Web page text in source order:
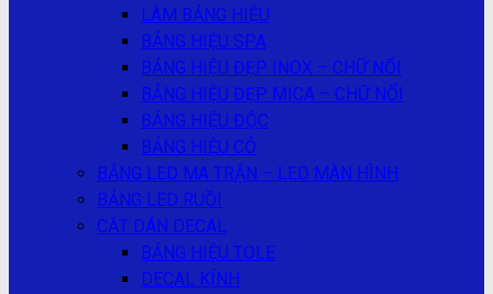
LÀM BẢNG HIỆU
BẢNG HIỆU SPA
BẢNG HIỆU ĐẸP INOX – CHỮ NỔI
BẢNG HIỆU ĐẸP MICA – CHỮ NỔI
BẢNG HIỆU ĐỘC
BẢNG HIỆU CỎ
BẢNG LED MA TRẬN – LED MÀN HÌNH
BẢNG LED RUỒI
CẮT DÁN DECAL
BẢNG HIỆU TOLE
DECAL KÍNH